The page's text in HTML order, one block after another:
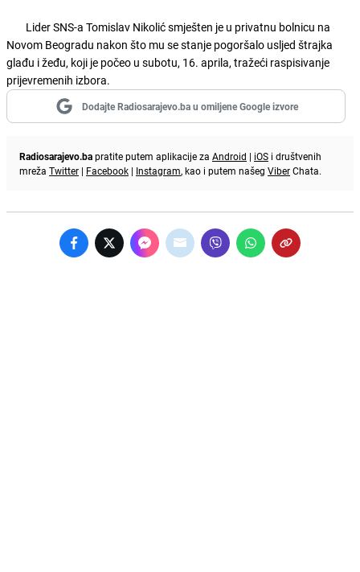
Lider SNS-a Tomislav Nikolić smješten je u privatnu bolnicu na
Novom Beogradu nakon što mu se stanje pogoršalo usljed štrajka
glađu i žeđu, koji je počeo u subotu, 16. aprila, tražeći raspisivanje
prijevremenih izbora.
Dodajte Radiosarajevo.ba u omiljene Google izvore
Radiosarajevo.bapratite putem aplikacije za Android | iOS i društvenih
mreža Twitter | Facebook | Instagram, kao i putem našeg ViberChata.